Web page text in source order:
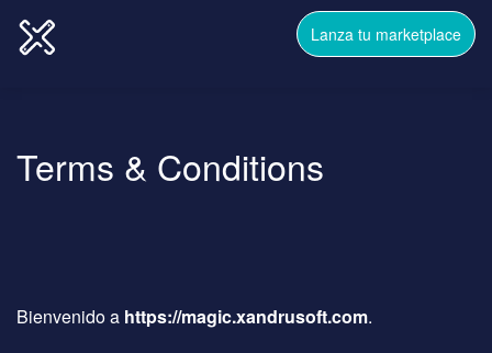
Lanza tu marketplace
Terms & Conditions
Bienvenido a https://magic.xandrusoft.com.